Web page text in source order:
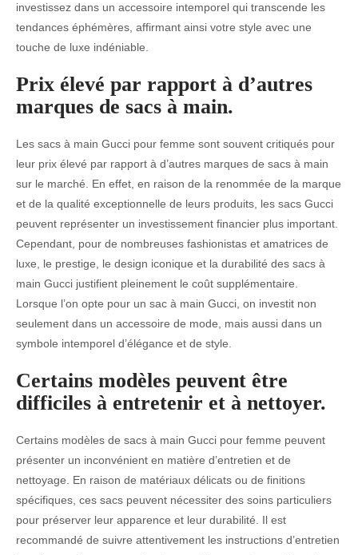
investissez dans un accessoire intemporel qui transcende les
tendances éphémères, affirmant ainsi votre style avec une
touche de luxe indéniable.
Prix élevé par rapport à d’autres
marques de sacs à main.
Les sacs à main Gucci pour femme sont souvent critiqués pour
leur prix élevé par rapport à d’autres marques de sacs à main
sur le marché. En effet, en raison de la renommée de la marque
et de la qualité exceptionnelle de leurs produits, les sacs Gucci
peuvent représenter un investissement financier plus important.
Cependant, pour de nombreuses fashionistas et amatrices de
luxe, le prestige, le design iconique et la durabilité des sacs à
main Gucci justifient pleinement le coût supplémentaire.
Lorsque l’on opte pour un sac à main Gucci, on investit non
seulement dans un accessoire de mode, mais aussi dans un
symbole intemporel d’élégance et de style.
Certains modèles peuvent être
difficiles à entretenir et à nettoyer.
Certains modèles de sacs à main Gucci pour femme peuvent
présenter un inconvénient en matière d’entretien et de
nettoyage. En raison de matériaux délicats ou de finitions
spécifiques, ces sacs peuvent nécessiter des soins particuliers
pour préserver leur apparence et leur durabilité. Il est
recommandé de suivre attentivement les instructions d’entretien